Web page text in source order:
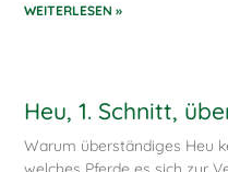
WEITERLESEN »
Heu, 1. Schnitt,
Warum überständiges Heu